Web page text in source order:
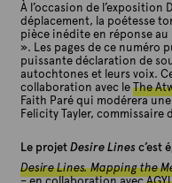
À l’occasion de l’exposition
déplacement, la poétesse
pièce inédite en réponse au
». Les pages de ce numéro
puissante déclaration de
autochtones et leurs voix.
collaboration avec leThe
Faith Paré qui modérera
Felicity Tayler, commissaire
Le projetDesire Lines c’est
Desire Lines. Mapping the